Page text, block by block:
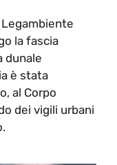
Legambiente
la fascia
dunale
è stata
al Corpo
dei vigili urbani